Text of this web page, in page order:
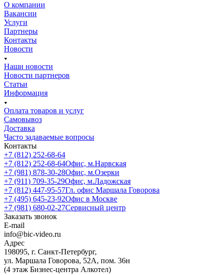
О компании
Вакансии
Услуги
Партнеры
Контакты
Новости
Наши новости
Новости партнеров
Статьи
Информация
Оплата товаров и услуг
Самовывоз
Доставка
Часто задаваемые вопросы
Контакты
+7 (812) 252-68-64
+7 (812) 252-68-64Офис, м.Нарвская
+7 (981) 878-30-28Офис, м.Озерки
+7 (911) 709-35-29Офис, м.Ладожская
+7 (812) 447-95-57Гл. офис Маршала Говорова
+7 (495) 645-23-92Офис в Москве
+7 (981) 680-02-27Сервисный центр
Заказать звонок
E-mail
info@bic-video.ru
Адрес
198095, г. Санкт-Петербург,
ул. Маршала Говорова, 52А, пом. 36н
(4 этаж Бизнес-центра Алкотел)